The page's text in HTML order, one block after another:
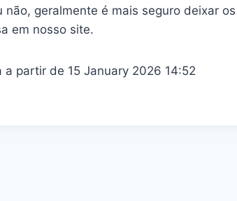
não, geralmente é mais seguro deixar
em nosso site.
a partir de 15 January 2026 14:52